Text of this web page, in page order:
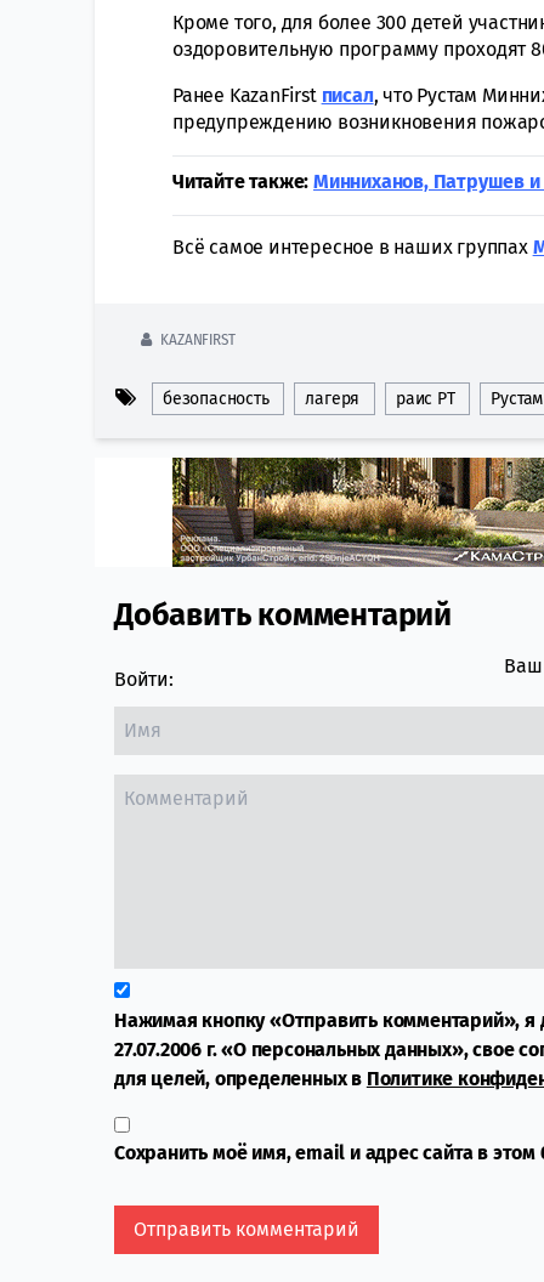
Кроме того, для более 300 детей
оздоровительную программу проходят
Ранее KazanFirst писал, что Рустам
предупреждению возникновения
Читайте также:Минниханов, Патрушев и
Всё самое интересное в наших группах
KAZANFIRST
безопасность лагеря раис РТ
Comment section
Добавить комментарий
Войти:
Ваш
Нажимая кнопку «Отправить комментарий»,
27.07.2006 г. «О персональных данных», свое
для целей, определенных в Политике
Сохранить моё имя, email и адрес сайта в